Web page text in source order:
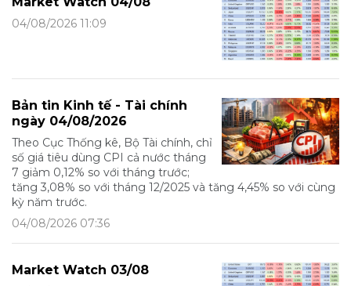
04/08/2026 11:09
Bản tin Kinh tế - Tài chính
ngày 04/08/2026
Theo Cục Thống kê, Bộ Tài chính, chỉ
số giá tiêu dùng CPI cả nước tháng
7 giảm 0,12% so với tháng trước;
tăng 3,08% so với tháng 12/2025 và tăng 4,45% so với cùng
kỳ năm trước.
04/08/2026 07:36
Market Watch 03/08